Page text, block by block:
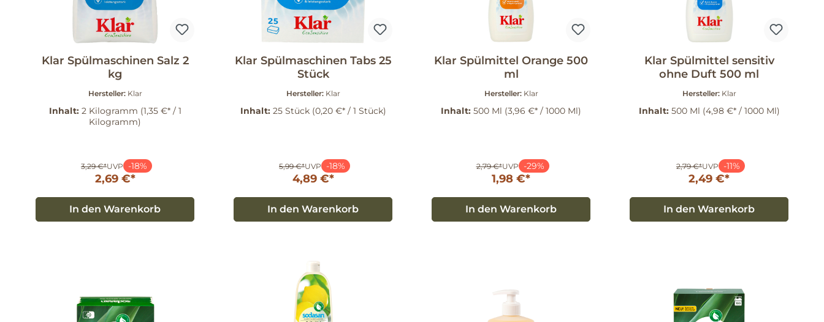
Klar Spülmaschinen Salz 2
kg
Hersteller: Klar
Inhalt: 2 Kilogramm (1,35 €* / 1
Kilogramm)
3,29 €*UVP -18%
2,69 €*
In den Warenkorb
Klar Spülmaschinen Tabs 25
Stück
Hersteller: Klar
Inhalt: 25 Stück (0,20 €* / 1 Stück)
5,99 €*UVP -18%
4,89 €*
In den Warenkorb
Klar Spülmittel Orange 500
ml
Hersteller: Klar
Inhalt: 500 Ml (3,96 €* / 1000 Ml)
2,79 €*UVP -29%
1,98 €*
In den Warenkorb
Klar Spülmittel sensitiv
ohne Duft 500 ml
Hersteller: Klar
Inhalt: 500 Ml (4,98 €* / 1000 Ml)
2,79 €*UVP -11%
2,49 €*
In den Warenkorb